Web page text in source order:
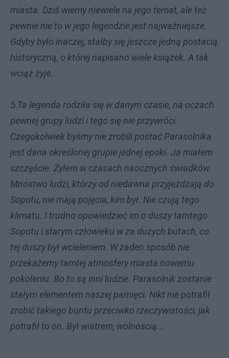
miasta. Dziś wiemy niewiele na jego temat, ale też
pewnie nie to w jego legendzie jest najważniejsze.
Gdyby było inaczej, stałby się jeszcze jedną postacią
historyczną, o której napisano wiele książek. A tak
wciąż żyje.
5.Ta legenda rodziła się w danym czasie, na oczach
pewnej grupy ludzi i tego się nie przywróci.
Czegokolwiek byśmy nie zrobili postać Parasolnika
jest dana określonej grupie jednej epoki. Ja miałem
szczęście. Żyłem w czasach naocznych świadków.
Mnóstwo ludzi, którzy od niedawna przyjeżdżają do
Sopotu, nie mają pojęcia, kim był. Nie czują tego
klimatu. I trudno opowiedzieć im o duszy tamtego
Sopotu i starym człowieku w za dużych butach, co
tej duszy był wcieleniem. W żaden sposób nie
przekażemy tamtej atmosfery miasta nowemu
pokoleniu. Bo to są inni ludzie. Parasolnik zostanie
stałym elementem naszej pamięci. Nikt nie potrafił
zrobić takiego buntu przeciwko rzeczywistości, jak
potrafił to on. Był wiatrem, wolnością...